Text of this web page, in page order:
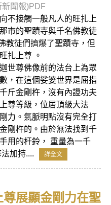
聞報)PDF
不接觸一般凡人的旺扎上
市的聖蹟寺與千名佛教徒
教徒們擠爆了聖蹟寺，但
扎上尊 。
世尊佛像前的法台上為眾
，在這個娑婆世界是屈指
斤金剛杵，沒有內證功夫
尊等級，位居頂級大法
力。氣脈明點沒有完全打
剛杵的。由於無法找到千
用的杆鈴， 重量為一千
加持....
詳全文
尊展顯金剛力在聖